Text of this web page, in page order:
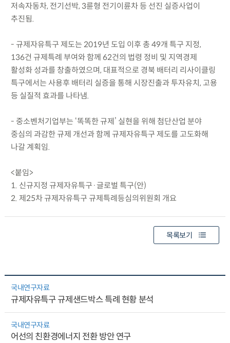
저속자동차, 전기선박, 3륜형 전기이륜차 등 선진 실증사업이
추진됨.
- 규제자유특구 제도는 2019년 도입 이후 총 49개 특구 지정,
136건 규제특례 부여와 함께 62건의 법령 정비 및 지역경제
활성화 성과를 창출하였으며, 대표적으로 경북 배터리 리사이클링
특구에서는 사용후 배터리 실증을 통해 시장진출과 투자유치, 고용
등 실질적 효과를 나타냄.
- 중소벤처기업부는 ‘똑똑한 규제’ 실현을 위해 첨단산업 분야
중심의 과감한 규제 개선과 함께 규제자유특구 제도를 고도화해
나갈 계획임.
<붙임>
1. 신규지정 규제자유특구·글로벌 특구(안)
2. 제25차 규제자유특구 규제특례등심의위원회 개요
목록보기
국내연구자료
규제자유특구 규제샌드박스 특례 현황 분석
국내연구자료
어선의 친환경에너지 전환 방안 연구